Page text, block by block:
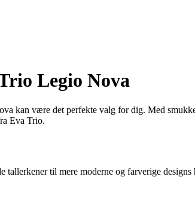
Legio Nova
kan være det perfekte valg for dig. Med
Eva Trio.
til mere moderne og farverige